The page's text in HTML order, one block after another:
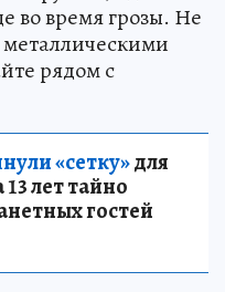
во время грозы. Не
рядом с
«сетку»для
лет тайно
гостей